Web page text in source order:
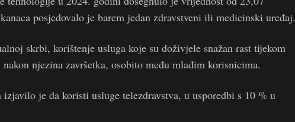
posjedovalo je barem jedan zdravstveni ili medicinski uređaj.
skrbi, korištenje usluga koje su doživjele snažan rast tijekom
njezina završetka, osobito među mlađim korisnicima.
je da koristi usluge telezdravstva, u usporedbi s 10 % u